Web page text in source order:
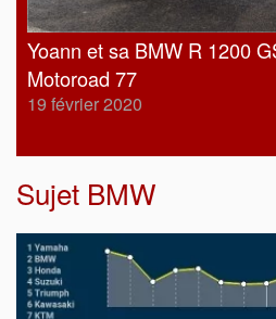
Yoann et sa BMW R 1200
Motoroad 77
19 février 2020
Sujet BMW